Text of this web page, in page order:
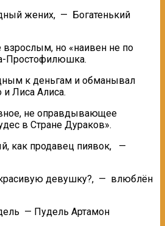
жених, — Богатенький
но «наивен не по
Простофилюшка.
к деньгам и обманывал
Лиса Алиса.
не оправдывающее
в Стране Дураков».
как продавец пиявок, —
девушку?, — влюблён
— Пудель Артамон